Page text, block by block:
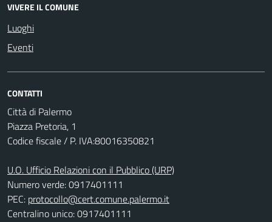
VIVERE IL COMUNE
Luoghi
Eventi
CONTATTI
Città di Palermo
Piazza Pretoria, 1
Codice fiscale / P. IVA:80016350821
U.O. Ufficio Relazioni con il Pubblico (URP)
Numero verde: 0917401111
PEC: protocollo@cert.comune.palermo.it
Centralino unico: 0917401111